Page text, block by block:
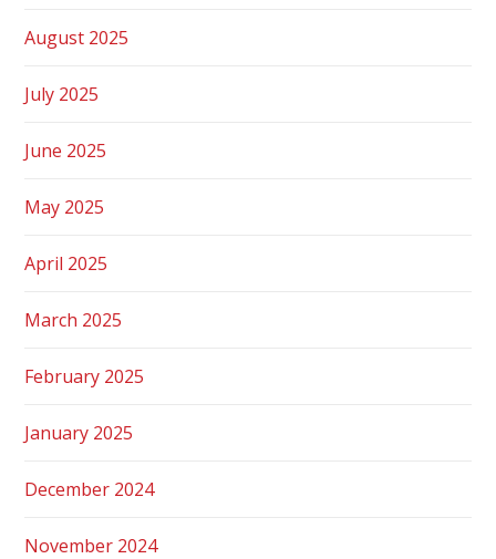
August 2025
July 2025
June 2025
May 2025
April 2025
March 2025
February 2025
January 2025
December 2024
November 2024